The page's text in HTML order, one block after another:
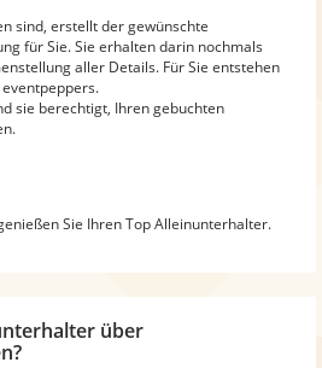
sind, erstellt der gewünschte
für Sie. Sie erhalten darin nochmals
aller Details. Für Sie entstehen
sie berechtigt, Ihren gebuchten
Sie Ihren Top Alleinunterhalter.
über